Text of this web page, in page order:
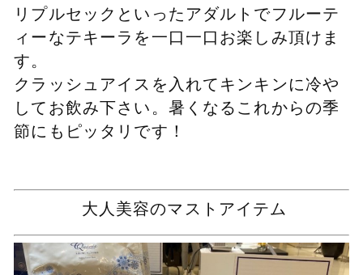
リプルセックといったアダルトでフルーテ
ィーなテキーラを一口一口お楽しみ頂けま
す。
クラッシュアイスを入れてキンキンに冷や
してお飲み下さい。暑くなるこれからの季
節にもピッタリです！
大人美容のマストアイテム